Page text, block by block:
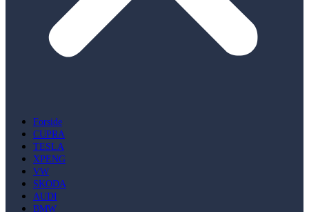
Forside
CUPRA
TESLA
XPENG
VW
SKODA
AUDI
BMW